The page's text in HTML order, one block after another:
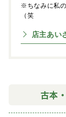
※ちなみに私
（笑
店主あい
古本